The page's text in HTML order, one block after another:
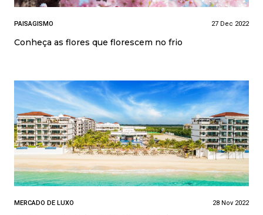
PAISAGISMO 27 Dec 2022
Conheça as flores que florescem no frio
MERCADO DE LUXO 28 Nov 2022